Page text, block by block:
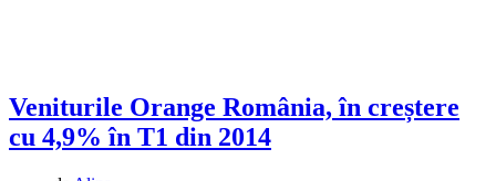
Veniturile Orange România, în creștere
cu 4,9% în T1 din 2014